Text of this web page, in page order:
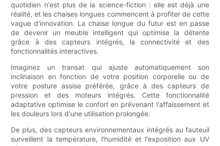
quotidien n'est plus de la science-fiction : elle est déjà une
réalité, et les chaises longues commencent à profiter de cette
vague d'innovation. La chaise longue du futur est en passe
de devenir un meuble intelligent qui optimise la détente
grâce à des capteurs intégrés, la connectivité et des
fonctionnalités interactives.
Imaginez un transat qui ajuste automatiquement son
inclinaison en fonction de votre position corporelle ou de
votre posture assise préférée, grâce à des capteurs de
pression et des moteurs intégrés. Cette fonctionnalité
adaptative optimise le confort en prévenant l'affaissement et
les douleurs lors d'une utilisation prolongée.
De plus, des capteurs environnementaux intégrés au fauteuil
surveillent la température, l'humidité et l'exposition aux UV